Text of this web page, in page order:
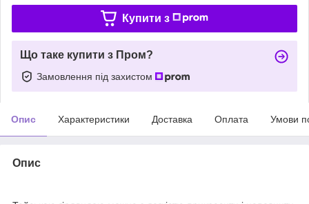
Купити з
Що таке купити з Пром?
Замовлення під захистом
Опис Характеристики Доставка Оплата Умови
Опис